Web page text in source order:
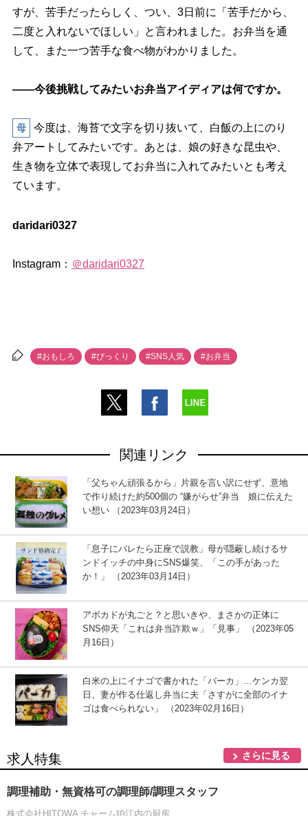
すが、苦手だったらしく、つい、3日前に「苦手だから、
二度と入れないでほしい」と言われました。お弁当を通
して、また一つ苦手な食べ物がわかりました。
――今後挑戦してみたいお弁当アイディアは何ですか。
母
今度は、海苔で文字を切り抜いて、白飯の上にのり
弁アートしてみたいです。あとは、娘の好きな昆虫や、
生き物を立体で表現してお弁当に入れてみたいとも考え
ています。
daridari0327
Instagram： ＠daridari0327
#おもしろ #びっくり #SNS人気 #お弁当
関連リンク
「父ちゃん頑張るから」片親を言い訳にせず、意地
で作り続けた約500個の “嫌がらせ”弁当 娘に伝えた
い想い （2023年03月24日）
「息子にバレたら正座で説教」母が隠蔽し続けるサ
ンドイッチの中身にSNS爆笑、「この手があった
か！」 （2023年03月14日）
アボカドが丸ごと？と思いきや、まさかの正体に
SNS仰天「これは弁当詐欺ｗ」「見事」 （2023年05
月16日）
白米の上にイナゴで書かれた「バーカ」…ケンカ翌
日、妻が作る仕返し弁当に夫「さすがに全部のイナ
ゴは食べられない」 （2023年02月16日）
求人特集 さらに見る
調理補助・無資格可の調理師/調理スタッフ
株式会社HITOWA チャーム狛江内の厨房